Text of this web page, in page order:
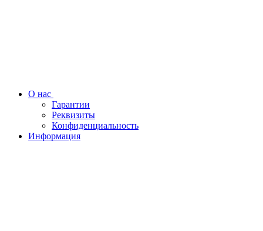
О нас
Гарантии
Реквизиты
Конфиденциальность
Информация